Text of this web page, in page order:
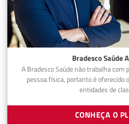
Bradesco Saúde
A Bradesco Saúde não trabalha com
pessoa física, portanto é oferecido
entidades de
CONHEÇA O